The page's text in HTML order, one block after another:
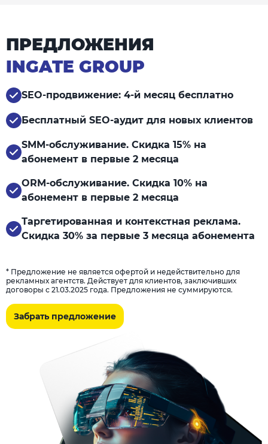
ПРЕДЛОЖЕНИЯ
INGATE GROUP
SEO-продвижение: 4-й месяц бесплатно
Бесплатный SEO-аудит для новых клиентов
SMM-обслуживание. Скидка 15% на
абонемент в первые 2 месяца
ORM-обслуживание. Скидка 10% на
абонемент в первые 2 месяца
Таргетированная и контекстная реклама.
Скидка 30% за первые 3 месяца абонемента
* Предложение не является офертой и недействительно для
рекламных агентств. Действует для клиентов, заключивших
договоры с 21.03.2025 года. Предложения не суммируются.
Забрать предложение